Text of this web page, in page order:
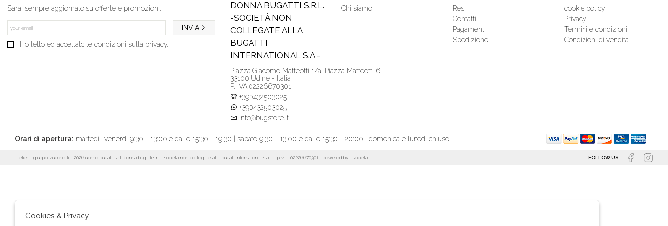
Sarai sempre aggiornato su offerte e promozioni.
Ho letto ed accettato le condizioni sulla privacy.
INVIA
DONNA BUGATTI S.R.L.
-SOCIETÀ NON
COLLEGATE ALLA
BUGATTI
INTERNATIONAL S.A -
Piazza Giacomo Matteotti 1/a, Piazza Matteotti 6
33100 Udine - Italia
P. IVA:02226670301
+390432503025
+390432503025
info@bugstore.it
Chi siamo
Resi
Contatti
Pagamenti
Spedizione
cookie policy
Privacy
Termini e condizioni
Condizioni di vendita
Orari di apertura: martedì- venerdì 9:30 - 13:00 e dalle 15:30 - 19:30 | sabato 9:30 - 13:00 e dalle 15:30 - 20:00 | domenica e lunedì chiuso
2026 uomo bugatti s.r.l. donna bugatti s.r.l. -società non collegate alla bugatti international s.a - - p.iva : 02226670301 powered by
atelier società
gruppo zucchetti FOLLOW US
Cookies & Privacy